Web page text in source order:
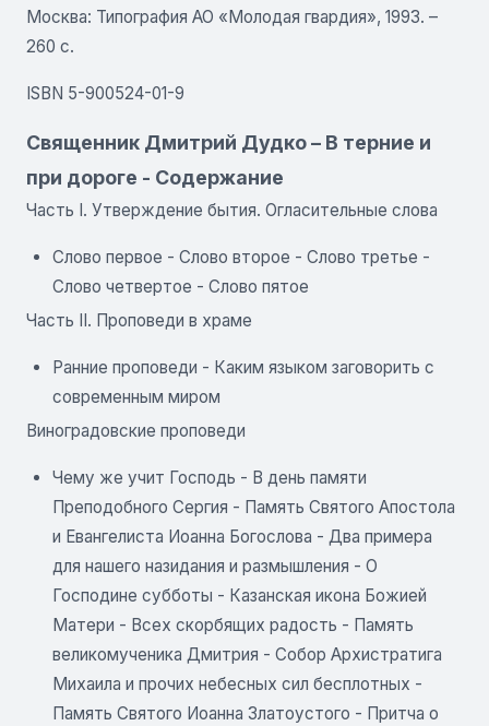
Москва: Типография АО «Молодая гвардия», 1993. –
260 с.
ISBN 5-900524-01-9
Священник Дмитрий Дудко – В терние и
при дороге - Содержание
Часть I. Утверждение бытия. Огласительные слова
Слово первое - Слово второе - Слово третье -
Слово четвертое - Слово пятое
Часть II. Проповеди в храме
Ранние проповеди - Каким языком заговорить с
современным миром
Виноградовские проповеди
Чему же учит Господь - В день памяти
Преподобного Сергия - Память Святого Апостола
и Евангелиста Иоанна Богослова - Два примера
для нашего назидания и размышления - О
Господине субботы - Казанская икона Божией
Матери - Всех скорбящих радость - Память
великомученика Дмитрия - Собор Архистратига
Михаила и прочих небесных сил бесплотных -
Память Святого Иоанна Златоустого - Притча о